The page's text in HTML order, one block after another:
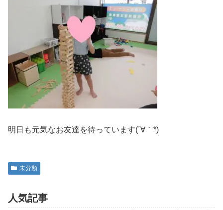
明日も元気なお友達を待っています(´∀｀*)
未分類
人気記事